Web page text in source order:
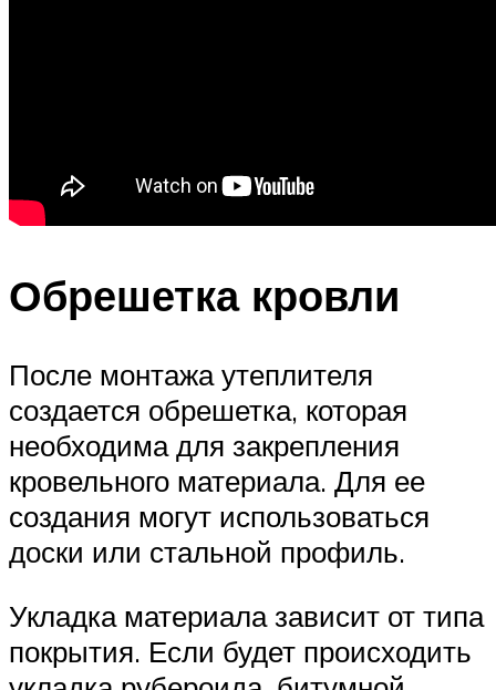
Обрешетка кровли
После монтажа утеплителя
создается обрешетка, которая
необходима для закрепления
кровельного материала. Для ее
создания могут использоваться
доски или стальной профиль.
Укладка материала зависит от типа
покрытия. Если будет происходить